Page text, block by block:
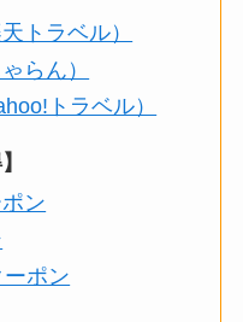
トラベル）
らん）
トラベル）
ン
ポン